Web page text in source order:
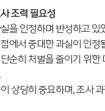
조력 필요성
을 인정하며 반성하고 있
에서 중대한 과실이 인정
순히 처벌을 줄이기 위
상당히 중요하며, 조사